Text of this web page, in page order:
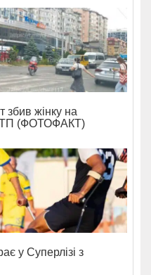
збив жінку на
ДТП (ФОТОФАКТ)
у Суперлізі з